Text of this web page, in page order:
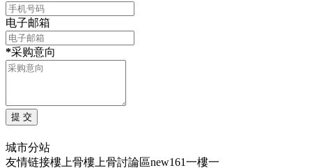
电子邮箱
*采购意向
城市分站
友情链接樓上骨樓上骨討論區new161一樓一